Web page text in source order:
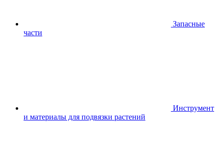
Запасные
части
Инструмент
и материалы для подвязки растений